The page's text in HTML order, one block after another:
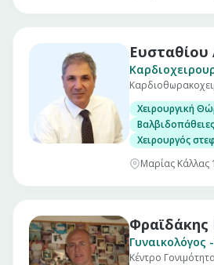
Ευσταθίου
Χειρουργική
Βαλβιδοπάθειες
Χειρουργός
Μαρίας Κάλλας
Γυναικολόγος
Κέντρο